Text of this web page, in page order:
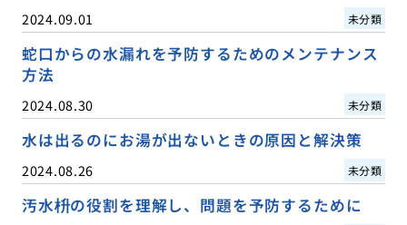
2024.09.01 未分類
蛇口からの水漏れを予防するためのメンテナンス
方法
2024.08.30 未分類
水は出るのにお湯が出ないときの原因と解決策
2024.08.26 未分類
汚水枡の役割を理解し、問題を予防するために